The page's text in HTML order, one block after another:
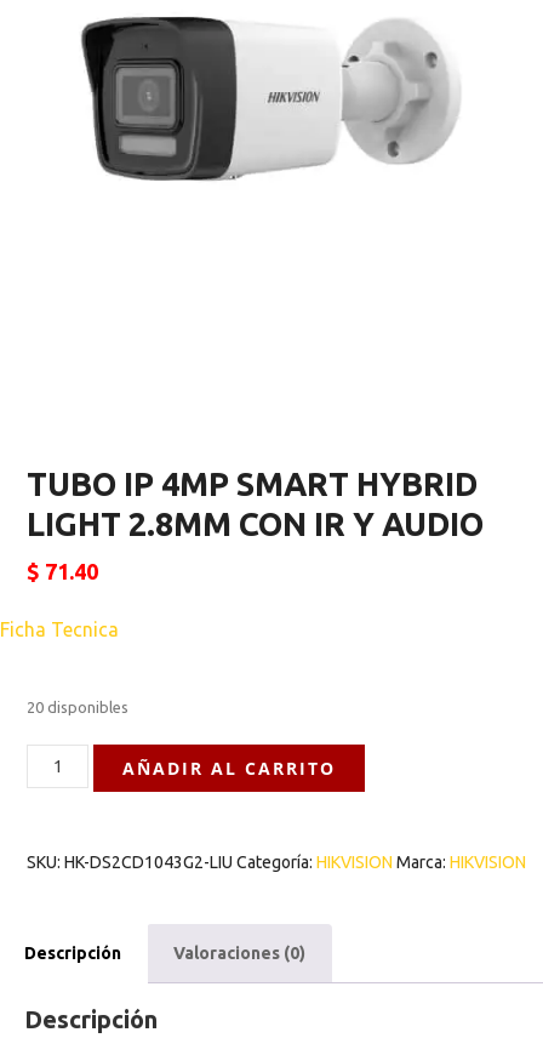
TUBO IP 4MP SMART HYBRID
LIGHT 2.8MM CON IR Y AUDIO
$ 71.40
Ficha Tecnica
20 disponibles
AÑADIR AL CARRITO
SKU:HK-DS2CD1043G2-LIU Categoría:HIKVISION Marca:HIKVISION
Descripción Valoraciones (0)
Descripción